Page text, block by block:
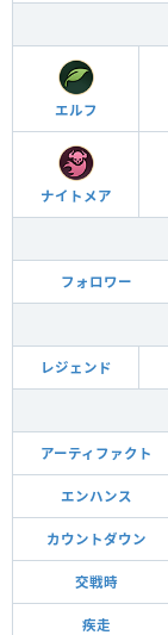
エルフ
ナイトメア
フォロワー
レジェンド
アーティファクト
エンハンス
カウントダウン
交戦時
疾走